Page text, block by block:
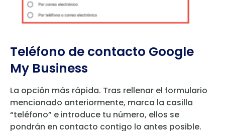
Teléfono de contacto Google
My Business
La opción más rápida. Tras rellenar el formulario
mencionado anteriormente, marca la casilla
“teléfono” e introduce tu número, ellos se
pondrán en contacto contigo lo antes posible.